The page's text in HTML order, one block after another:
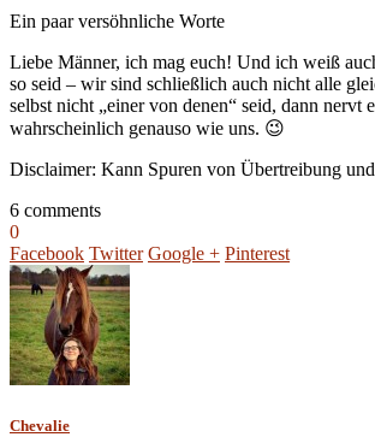
Ein paar versöhnliche Worte
Liebe Männer, ich mag euch! Und ich weiß
so seid – wir sind schließlich auch nicht alle
selbst nicht „einer von denen“ seid, dann nervt
wahrscheinlich genauso wie uns. 😉
Disclaimer: Kann Spuren von Übertreibung
6 comments
0
Facebook Twitter Google + Pinterest
Chevalie